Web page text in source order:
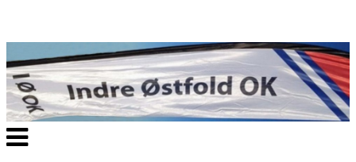
Veksle
navigasjon